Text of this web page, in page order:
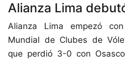
Alianza Lima
Alianza Lima empezó
Mundial de Clubes de
que perdió 3-0 con